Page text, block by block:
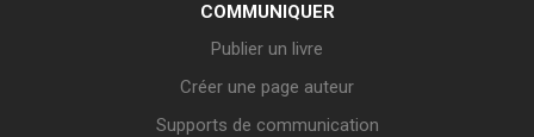
COMMUNIQUER
Publier un livre
Créer une page auteur
Supports de communication